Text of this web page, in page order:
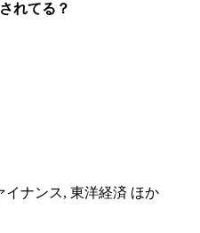
れてる？
イナンス, 東洋経済 ほか